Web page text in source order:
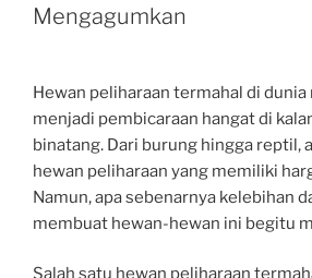
Mengagumkan
Hewan peliharaan termahal di
menjadi pembicaraan hangat di
binatang. Dari burung hingga reptil,
hewan peliharaan yang memiliki
Namun, apa sebenarnya kelebihan
membuat hewan-hewan ini begitu
Salah satu hewan peliharaan